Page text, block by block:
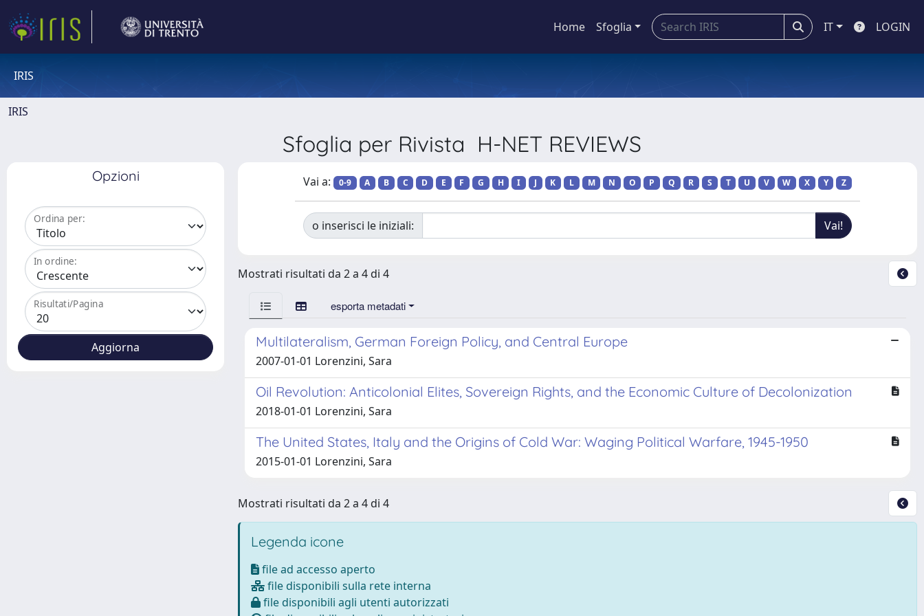
Home Sfoglia IT LOGIN
IRIS
IRIS
Sfoglia per Rivista H-NET REVIEWS
Opzioni
Ordina per:
In ordine:
Risultati/Pagina
Vai a: 0-9 A B C D E F G H I J K L M N O P Q R S T U V W X Y Z
o inserisci le iniziali:
Mostrati risultati da 2 a 4 di 4
esporta metadati
Multilateralism, German Foreign Policy, and Central Europe
2007-01-01 Lorenzini, Sara
Oil Revolution: Anticolonial Elites, Sovereign Rights, and the Economic Culture of Decolonization
2018-01-01 Lorenzini, Sara
The United States, Italy and the Origins of Cold War: Waging Political Warfare, 1945-1950
2015-01-01 Lorenzini, Sara
Mostrati risultati da 2 a 4 di 4
Legenda icone
file ad accesso aperto
file disponibili sulla rete interna
file disponibili agli utenti autorizzati